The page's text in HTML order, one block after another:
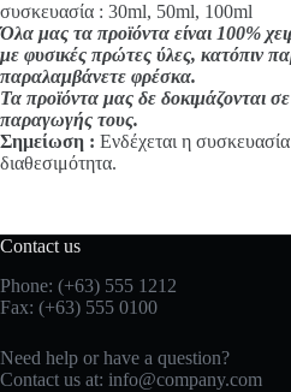
συσκευασία : 30ml, 50ml, 100ml
Όλα μας τα προϊόντα είναι 100%
με φυσικές πρώτες ύλες, κατόπιν
παραλαμβάνετε φρέσκα.
Τα προϊόντα μας δε δοκιμάζονται
παραγωγής τους.
Σημείωση : Ενδέχεται η
διαθεσιμότητα.
Contact us
Phone: (+63) 555 1212
Fax: (+63) 555 0100
Need help or have a question?
Contact us at: info@company.com